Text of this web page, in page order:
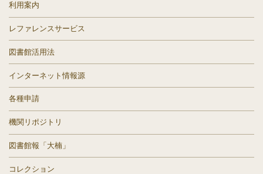
利用案内
レファレンスサービス
図書館活用法
インターネット情報源
各種申請
機関リポジトリ
図書館報「大楠」
コレクション